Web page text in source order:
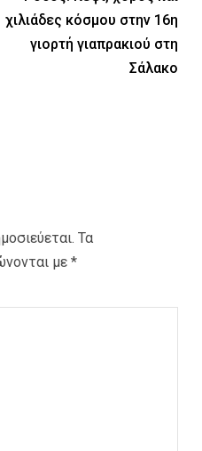
χιλιάδες κόσμου στην 16η
γιορτή γιαπρακιού στη
Σάλακο
Τα
με *